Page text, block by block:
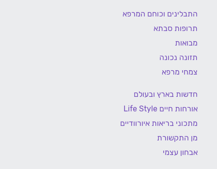
התבלינים וכוחם המרפא
תרופות סבתא
מבואות
תזונה נכונה
צמחי מרפא
חדשות בארץ ובעולם
אורחות חיים Life Style
מתכוני בריאות איורוודיים
מן התקשורת
אבחון עצמי